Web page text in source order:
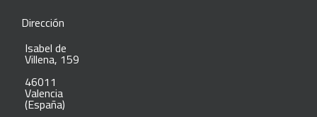
Dirección
Isabel de
Villena, 159
46011
Valencia
(España)